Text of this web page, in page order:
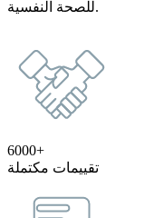
للصحة النفسية.
6000+
تقييمات مكتملة